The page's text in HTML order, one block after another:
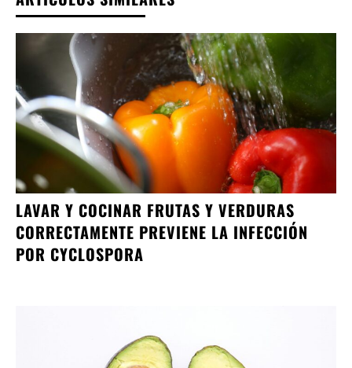
LAVAR Y COCINAR FRUTAS Y VERDURAS
CORRECTAMENTE PREVIENE LA INFECCIÓN
POR CYCLOSPORA